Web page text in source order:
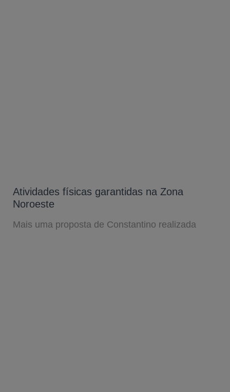
Atividades físicas garantidas na Zona
Noroeste
Mais uma proposta de Constantino realizada